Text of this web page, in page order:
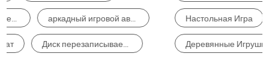
Настольная Игра Толкатель монет
Деревянные Игрушки Игральная Карта